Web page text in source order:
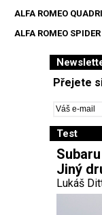
ALFA ROMEO
ALFA ROMEO
Přejete
Test
Jiný
Lukáš